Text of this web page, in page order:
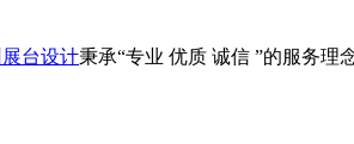
台设计秉承“专业 优质 诚信 ”的服务理